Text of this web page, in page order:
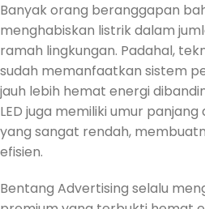
Banyak orang beranggapan
menghabiskan listrik dalam
ramah lingkungan. Padahal,
sudah memanfaatkan sistem
jauh lebih hemat energi
LED juga memiliki umur
yang sangat rendah,
efisien.
Bentang Advertising selalu